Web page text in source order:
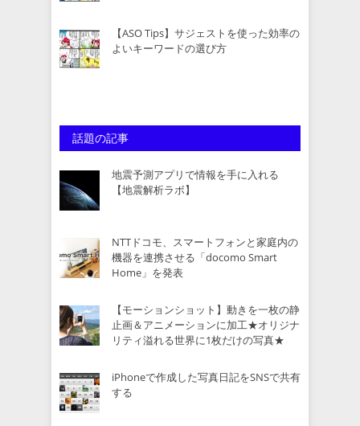
【ASO Tips】サジェストを使った効率の
よいキーワードの選び方
話題の記事
地震予測アプリで情報を手に入れる
【地震解析ラボ】
NTTドコモ、スマートフォンと家庭内の
機器を連携させる「docomo Smart
Home」を発表
【モーションショット】動きを一枚の静
止画＆アニメーションに加工★オリジナ
リティ溢れる世界に1枚だけの写真★
iPhoneで作成した写真日記をSNSで共有
する